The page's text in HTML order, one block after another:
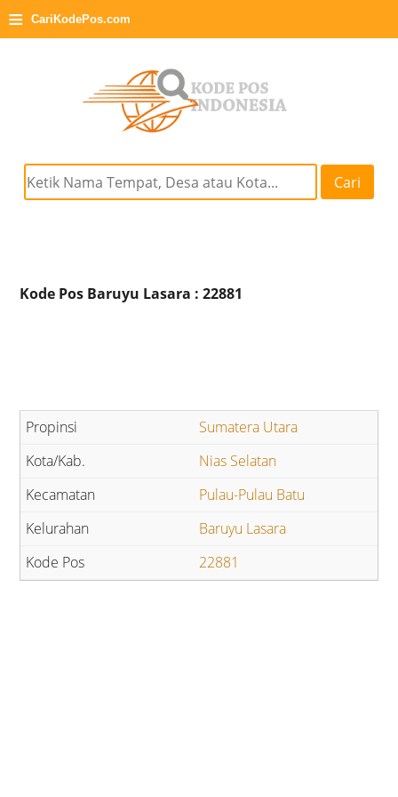
≡ CariKodePos.com
Cari
Kode Pos Baruyu Lasara : 22881
Sumatera Utara
Nias Selatan
Pulau-Pulau Batu
Baruyu Lasara
22881